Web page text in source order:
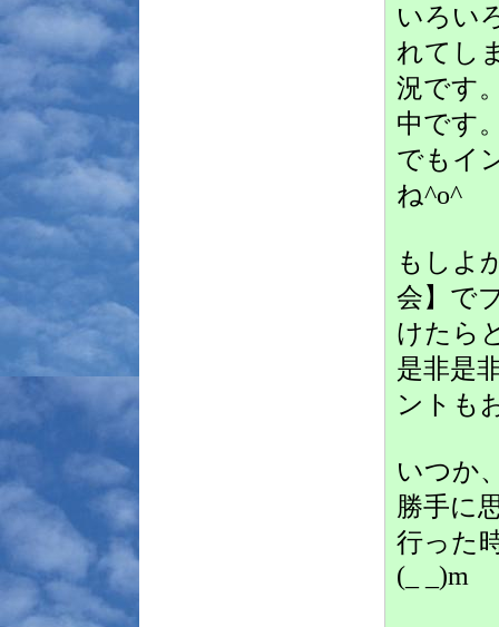
いろい
れてし
況です
中です
でもイ
ね^o^
もしよ
会】で
けたら
是非是
ントも
いつか
勝手に
行った
(_ _)m